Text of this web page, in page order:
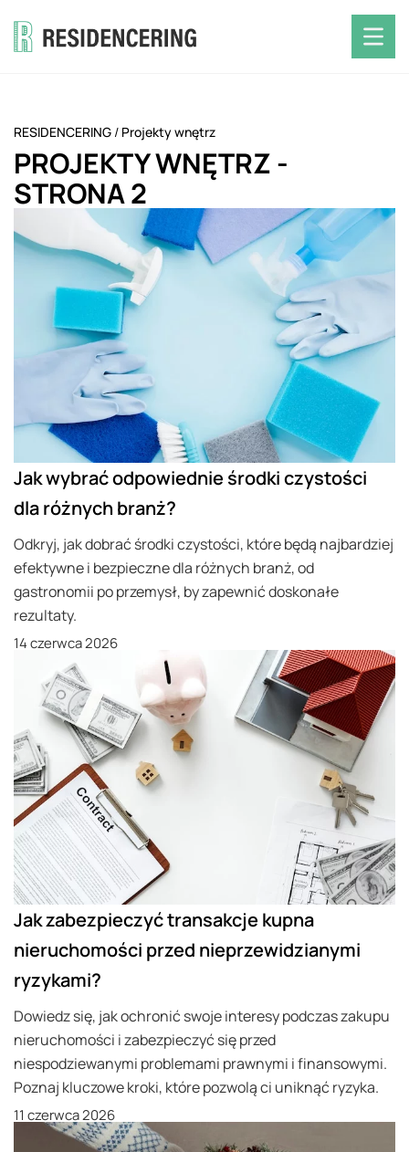
RESIDENCERING / Projekty wnętrz
PROJEKTY WNĘTRZ-
STRONA 2
Jak wybrać odpowiednie środki czystości
dla różnych branż?
Odkryj, jak dobrać środki czystości, które będą najbardziej
efektywne i bezpieczne dla różnych branż, od
gastronomii po przemysł, by zapewnić doskonałe
rezultaty.
14 czerwca 2026
Jak zabezpieczyć transakcje kupna
nieruchomości przed nieprzewidzianymi
ryzykami?
Dowiedz się, jak ochronić swoje interesy podczas zakupu
nieruchomości i zabezpieczyć się przed
niespodziewanymi problemami prawnymi i finansowymi.
Poznaj kluczowe kroki, które pozwolą ci uniknąć ryzyka.
11 czerwca 2026